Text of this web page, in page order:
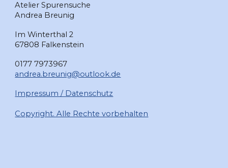
Atelier Spurensuche
Andrea Breunig
Im Winterthal 2
67808 Falkenstein
0177 7973967
andrea.breunig@outlook.de
Impressum / Datenschutz
Copyright. Alle Rechte vorbehalten